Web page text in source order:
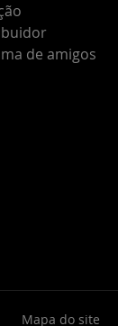
de amigos
Mapa do site